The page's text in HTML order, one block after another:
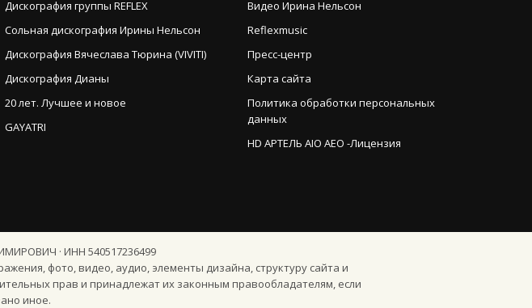
Дискография группы REFLEX
Сольная дискография Ирины Нельсон
Дискография Вячеслава Тюрина (VIVITI)
Дискография Дианы
20 лет. Лучшее и новое
GAYATRI
Видео Ирина Нельсон
Reflexmusic
Пресс-центр
Карта сайта
Политика обработки персональных
данных
HD АРТЕЛЬ AIO AEO -Лицензия
· ИНН 540517236499
фото, видео, аудио, элементы дизайна, структуру сайта и
прав и принадлежат их законным правообладателям, если
иное.